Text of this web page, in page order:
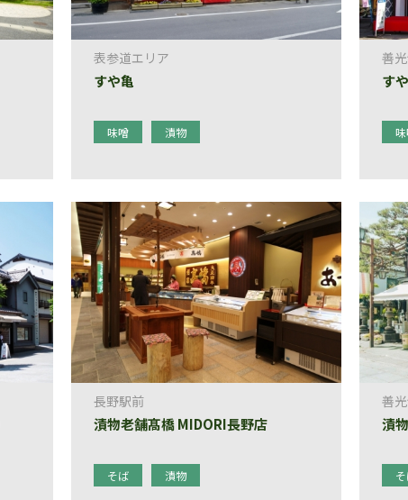
表参道エリア
すや亀
味噌 漬物
善
す
長野駅前
漬物老舗髙橋 MIDORI長野店
そば 漬物
善
漬